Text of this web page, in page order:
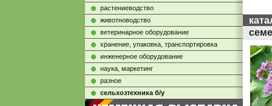
растениеводство
животноводство
ветеринарное оборудование
хранение, упаковка, транспортировка
инженерное оборудование
наука, маркетинг
разное
сельхозтехника б/у